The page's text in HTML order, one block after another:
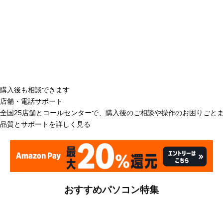
購入後も相談できます
店舗・電話サポート
全国25店舗とコールセンターで、購入後のご相談や操作のお困りごと
品質とサポートを詳しく見る
おすすめパソコン特集